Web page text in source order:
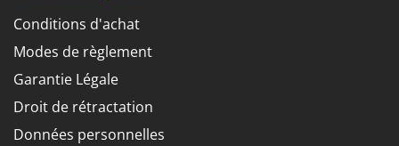
Conditions d'achat
Modes de règlement
Garantie Légale
Droit de rétractation
Données personnelles